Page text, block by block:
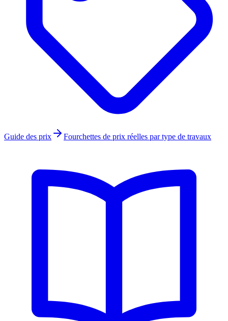
Guide des prix Fourchettes de prix réelles par type de travaux